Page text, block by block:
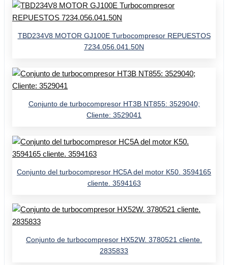
TBD234V8 MOTOR GJ100E Turbocompresor REPUESTOS
7234.056.041.50N
Conjunto de turbocompresor HT3B NT855: 3529040;
Cliente: 3529041
Conjunto del turbocompresor HC5A del motor K50. 3594165
cliente. 3594163
Conjunto de turbocompresor HX52W. 3780521 cliente.
2835833